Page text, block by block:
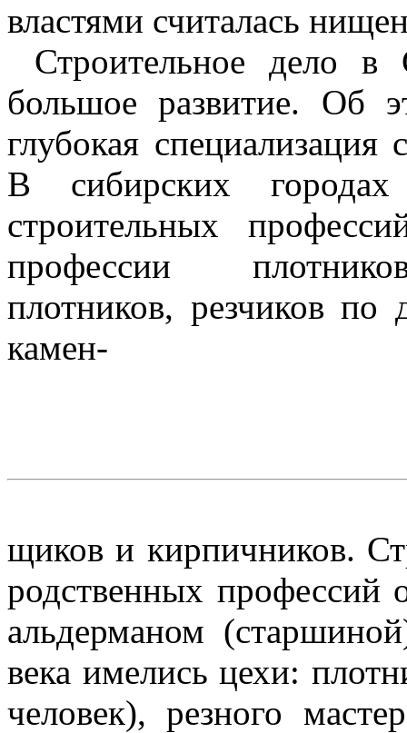
властями считалась
Строительное дело
большое развитие. Об
глубокая
В сибирских городах
строительных
профессии
плотников, резчиков по
камен-
щиков и кирпичников.
родственных профессий
альдерманом
века имелись цехи:
человек), резного